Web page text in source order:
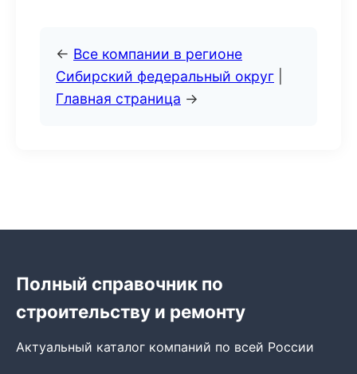
← Все компании в регионе
Сибирский федеральный округ
Главная страница →
Полный справочник по
строительству и ремонту
Актуальный каталог компаний по всей России